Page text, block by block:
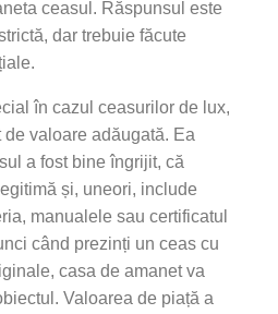
ceasul. Răspunsul este
dar trebuie făcute
în cazul ceasurilor de lux,
valoare adăugată. Ea
a fost bine îngrijit, că
și, uneori, include
manualele sau certificatul
când prezinți un ceas cu
casa de amanet va
Valoarea de piață a